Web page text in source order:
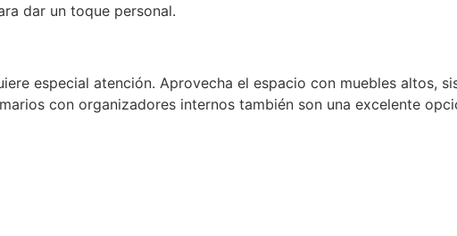
dar un toque personal.
especial atención. Aprovecha el espacio con muebles altos,
con organizadores internos también son una excelente